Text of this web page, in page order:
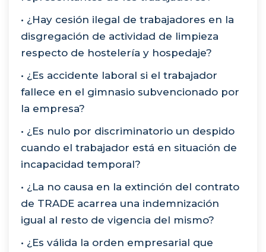
• ¿Hay cesión ilegal de trabajadores en la
disgregación de actividad de limpieza
respecto de hostelería y hospedaje?
• ¿Es accidente laboral si el trabajador
fallece en el gimnasio subvencionado por
la empresa?
• ¿Es nulo por discriminatorio un despido
cuando el trabajador está en situación de
incapacidad temporal?
• ¿La no causa en la extinción del contrato
de TRADE acarrea una indemnización
igual al resto de vigencia del mismo?
• ¿Es válida la orden empresarial que